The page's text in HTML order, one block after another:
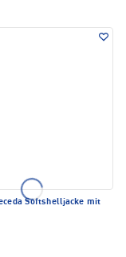
Softshelljacke mit